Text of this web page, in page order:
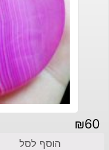
₪60
הוסף לסל